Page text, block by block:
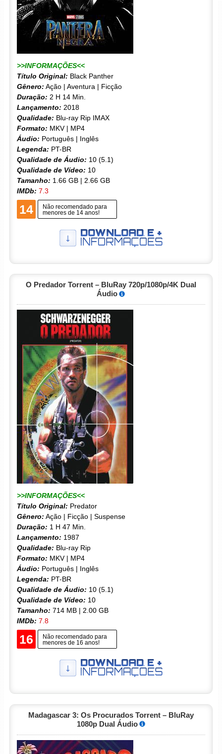
>>INFORMAÇÕES<<
Título Original: Black Panther
Gênero: Ação | Aventura | Ficção
Duração: 2 H 14 Min.
Lançamento: 2018
Qualidade: Blu-ray Rip IMAX
Formato: MKV | MP4
Áudio: Português | Inglês
Legenda: PT-BR
Qualidade de Áudio: 10 (5.1)
Qualidade de Vídeo: 10
Tamanho: 1.66 GB | 2.66 GB
IMDb: 7.3
14
Não recomendado para
menores de 14 anos!
O Predador Torrent – BluRay 720p/1080p/4K Dual
Áudio
>>INFORMAÇÕES<<
Título Original: Predator
Gênero: Ação | Ficção | Suspense
Duração: 1 H 47 Min.
Lançamento: 1987
Qualidade: Blu-ray Rip
Formato: MKV | MP4
Áudio: Português | Inglês
Legenda: PT-BR
Qualidade de Áudio: 10 (5.1)
Qualidade de Vídeo: 10
Tamanho: 714 MB | 2.00 GB
IMDb: 7.8
16
Não recomendado para
menores de 16 anos!
Madagascar 3: Os Procurados Torrent – BluRay
1080p Dual Áudio